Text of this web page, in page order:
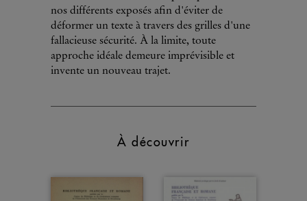
nos différents exposés afin d'éviter de
déformer un texte à travers des grilles d'une
fallacieuse sécurité. À la limite, toute
approche idéale demeure imprévisible et
invente un nouveau trajet.
À découvrir